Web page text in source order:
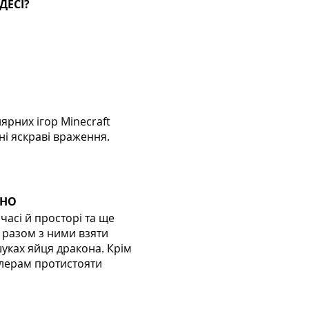
ігор Minecraft
яскраві враження.
й просторі та ще
разом з ними взяти
яйця дракона. Крім
протистояти